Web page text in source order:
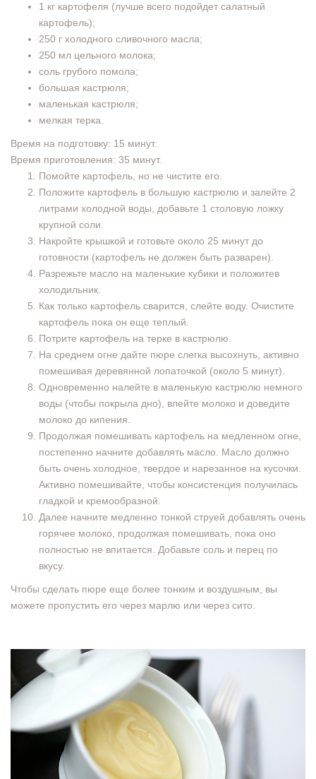
1 кг картофеля (лучше всего подойдет салатный
картофель);
250 г холодного сливочного масла;
250 мл цельного молока;
соль грубого помола;
большая кастрюля;
маленькая кастрюля;
мелкая терка.
Время на подготовку: 15 минут.
Время приготовления: 35 минут.
Помойте картофель, но не чистите его.
Положите картофель в большую кастрюлю и залейте 2
литрами холодной воды, добавьте 1 столовую ложку
крупной соли.
Накройте крышкой и готовьте около 25 минут до
готовности (картофель не должен быть разварен).
Разрежьте масло на маленькие кубики и положитев
холодильник.
Как только картофель сварится, слейте воду. Очистите
картофель пока он еще теплый.
Потрите картофель на терке в кастрюлю.
На среднем огне дайте пюре слегка высохнуть, активно
помешивая деревянной лопаточкой (около 5 минут).
Одновременно налейте в маленькую кастрюлю немного
воды (чтобы покрыла дно), влейте молоко и доведите
молоко до кипения.
Продолжая помешивать картофель на медленном огне,
постепенно начните добавлять масло. Масло должно
быть очень холодное, твердое и нарезанное на кусочки.
Активно помешивайте, чтобы консистенция получилась
гладкой и кремообразной.
Далее начните медленно тонкой струей добавлять очень
горячее молоко, продолжая помешивать, пока оно
полностью не впитается. Добавьте соль и перец по
вкусу.
Чтобы сделать пюре еще более тонким и воздушным, вы
можете пропустить его через марлю или через сито.